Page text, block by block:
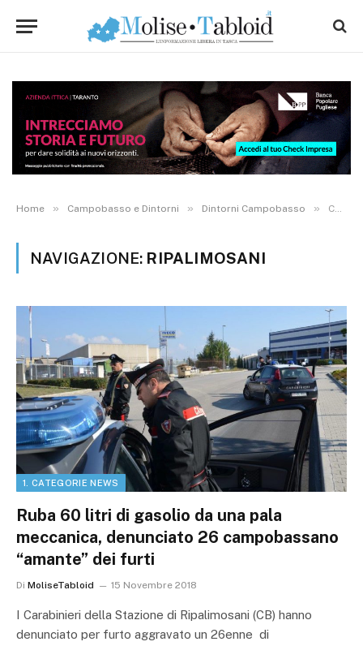
Home » Campobasso e Dintorni » Dintorni Campobasso » Category: "Ripalimosani" (Page 12)
NAVIGAZIONE: RIPALIMOSANI
1. CATEGORIE NEWS
Ruba 60 litri di gasolio da una pala
meccanica, denunciato 26 campobassano
“amante” dei furti
Di MoliseTabloid 15 Novembre 2018
I Carabinieri della Stazione di Ripalimosani (CB) hanno
denunciato per furto aggravato un 26enne di